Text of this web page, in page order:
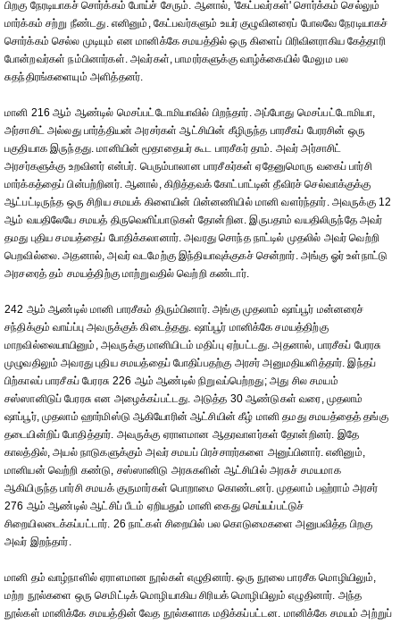
பிறகு நேரடியாகச் சொர்க்கம் போய்ச் சேரும். ஆனால், 'கேட்பவர்கள்' சொர்க்கம் செல்லும்
மார்க்கம் சற்று நீண்டது. எனினும், கேட்பவர்களும் உயர் குழுவினரைப் போலவே நேரடியாகச்
சொர்க்கம் செல்ல முடியும் என மானிக்கே சமயத்தில் ஒரு கிளைப் பிரிவினராகிய கேத்தாரி
போன்றவர்கள் நம்பினார்கள். அவர்கள், பாமரர்களுக்கு வாழ்க்கையில் மேலும பல
சுதந்திரங்களையும் அளித்தனர்.
மானி 216 ஆம் ஆண்டில் மெசப்பட்டோமியாவில் பிறந்தார். அப்போது மெசப்பட்டோமியா,
அர்சாசிட் அல்லது பார்த்தியன் அரசர்கள் ஆட்சியின் கீழிருந்த பாரசீகப் பேரரசின் ஒரு
பகுதியாக இருந்தது. மானியின் மூதாதையர் கூட பாரசீகர் தாம். அவர் அர்சாசிட்
அரசர்களுக்கு உறவினர் என்பர். பெரும்பாலான பாரசீகர்கள் ஏதேனுமொரு வகைப் பார்சி
மார்க்கத்தைப் பின்பற்றினர். ஆனால், கிறித்தவக் கோட்பாட்டின் தீவிரச் செல்வாக்குக்கு
ஆட்பட்டிருந்த ஒரு சிறிய சமயக் கிளையின் பின்னணியில் மானி வளர்ந்தார். அவருக்கு 12
ஆம் வயதிலேயே சமயத் திருவெளிப்பாடுகள் தோன்றின. இருபதாம் வயதிலிருந்தே அவர்
தமது புதிய சமயத்தைப் போதிக்கலானார். அவரது சொந்த நாட்டில் முதலில் அவர் வெற்றி
பெறவில்லை. அதனால், அவர் வடமேற்கு இந்தியாவுக்குகச் சென்றார். அங்கு ஓர் உள்நாட்டு
அரசரைத் தம் சமயத்திற்கு மாற்றுவதில் வெற்றி கண்டார்.
242 ஆம் ஆண்டில் மானி பாரசீகம் திரும்பினார். அங்கு முதலாம் ஷாப்பூர் மன்னரைச்
சந்திக்கும் வாய்ப்பு அவருக்குக் கிடைத்தது. ஷாப்பூர் மானிக்கே சமயத்திற்கு
மாறவில்லையாயினும், அவருக்கு மானியிடம் மதிப்பு ஏற்பட்டது. அதனால், பாரசீகப் பேரரசு
முழுவதிலும் அவரது புதிய சமயத்தைப் போதிப்பதற்கு அரசர் அனுமதியளித்தார். இந்தப்
பிற்காலப் பாரசீகப் பேரரசு 226 ஆம் ஆண்டில் நிறுவப்பெற்றது; அது சில சமயம்
சஸ்ஸானிடுப் பேரரசு என அழைக்கப்பட்டது. அடுத்த 30 ஆண்டுகள் வரை, முதலாம்
ஷாப்பூர், முதலாம் ஹார்மிஸ்டு ஆகியோரின் ஆட்சியின் கீழ் மானி தமது சமயத்தைத் தங்கு
தடையின்றிப் போதித்தார். அவருக்கு ஏராளமான ஆதரவாளர்கள் தோன்றினர். இதே
காலத்தில், அயல் நாடுகளுக்கும் அவர் சமயப் பிரச்சாரர்களை அனுப்பினார். எனினும்,
மானியன் வெற்றி கண்டு, சஸ்ஸானிடு அரசுகளின் ஆட்சியில் அரசுச் சமயமாக
ஆகியிருந்த பார்சி சமயக் குருமார்கள் பொறாமை கொண்டனர். முதலாம் பஹ்ராம் அரசர்
276 ஆம் ஆண்டில் ஆட்சிப் பீடம் ஏறியதும் மானி கைது செய்யப்பட்டுச்
சிறையிலடைக்கப்பட்டார். 26 நாட்கள் சிறையில் பல கொடுமைகளை அனுபவித்த பிறகு
அவர் இறந்தார்.
மானி தம் வாழ்நாளில் ஏராளமான நூல்கள் எழுதினார். ஒரு நூலை பாரசீக மொழியிலும்,
மற்ற நூல்களை ஒரு செமிட்டிக் மொழியாகிய சிரியக் மொழியிலும் எழுதினார். அந்த
நூல்கள் மானிக்கே சமயத்தின் வேத நூல்களாக மதிக்கப்பட்டன. மானிக்கே சமயம் அற்றுப்